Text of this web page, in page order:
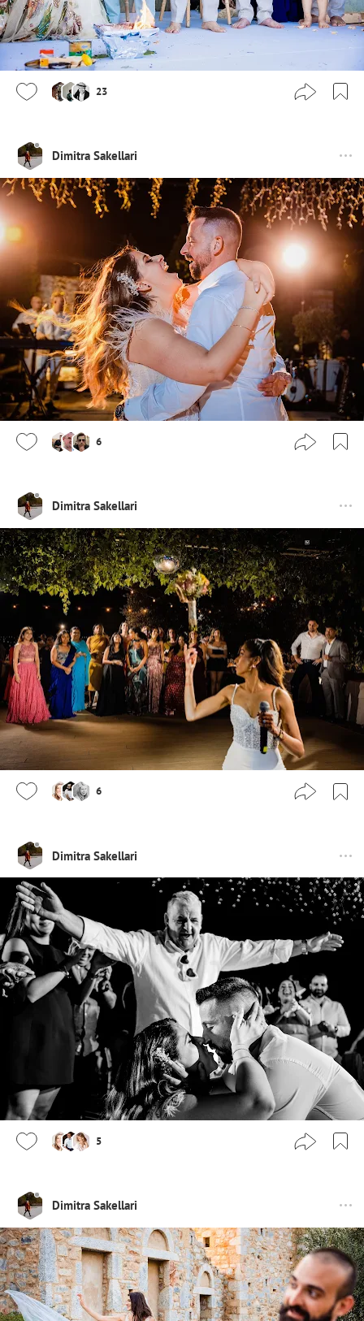
23
Dimitra Sakellari
6
Dimitra Sakellari
6
Dimitra Sakellari
5
Dimitra Sakellari